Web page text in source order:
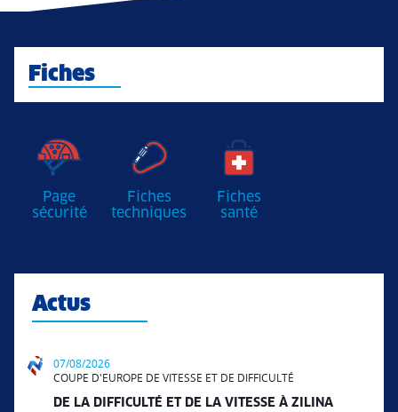
Fiches
Page
sécurité
Fiches
techniques
Fiches
santé
Actus
07/08/2026
COUPE D'EUROPE DE VITESSE ET DE DIFFICULTÉ
DE LA DIFFICULTÉ ET DE LA VITESSE À ZILINA